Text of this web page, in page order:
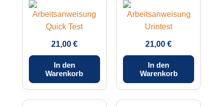
21,00 €
In den
Warenkorb
21,00 €
In den
Warenkorb